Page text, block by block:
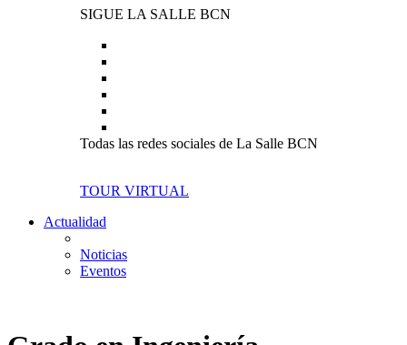
SIGUE LA SALLE BCN
Todas las redes sociales de La Salle BCN
TOUR VIRTUAL
Actualidad
Noticias
Eventos